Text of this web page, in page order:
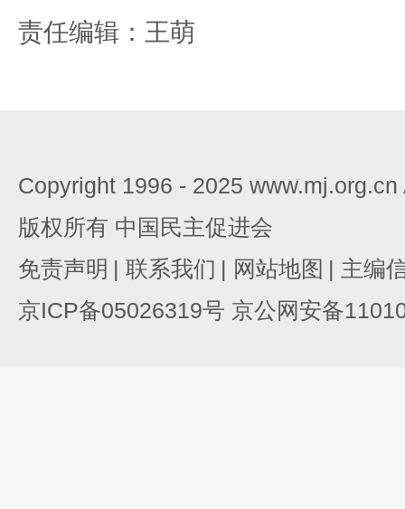
责任编辑：王萌
Copyright 1996 - 2025
版权所有 中国民主促进会
免责声明 | 联系我们 | 网站地图 | 主编
京ICP备05026319号 京公网安备